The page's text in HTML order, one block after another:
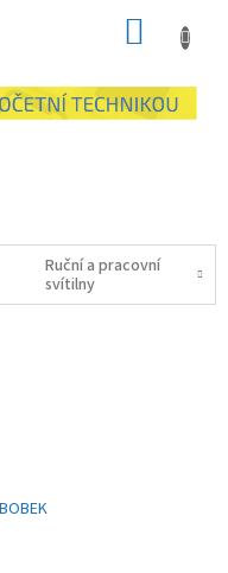
Ruční a pracovní
svítilny